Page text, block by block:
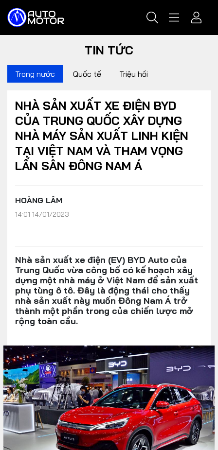
TIN TỨC
Trong nước Quốc tế Triệu hồi
NHÀ SẢN XUẤT XE ĐIỆN BYD
CỦA TRUNG QUỐC XÂY DỰNG
NHÀ MÁY SẢN XUẤT LINH KIỆN
TẠI VIỆT NAM VÀ THAM VỌNG
LẤN SÂN ĐÔNG NAM Á
HOÀNG LÂM
14:01 14/01/2023
Nhà sản xuất xe điện (EV) BYD Auto của
Trung Quốc vừa công bố có kế hoạch xây
dựng một nhà máy ở Việt Nam để sản xuất
phụ tùng ô tô. Đây là động thái cho thấy
nhà sản xuất này muốn Đông Nam Á trở
thành một phần trong của chiến lược mở
rộng toàn cầu.